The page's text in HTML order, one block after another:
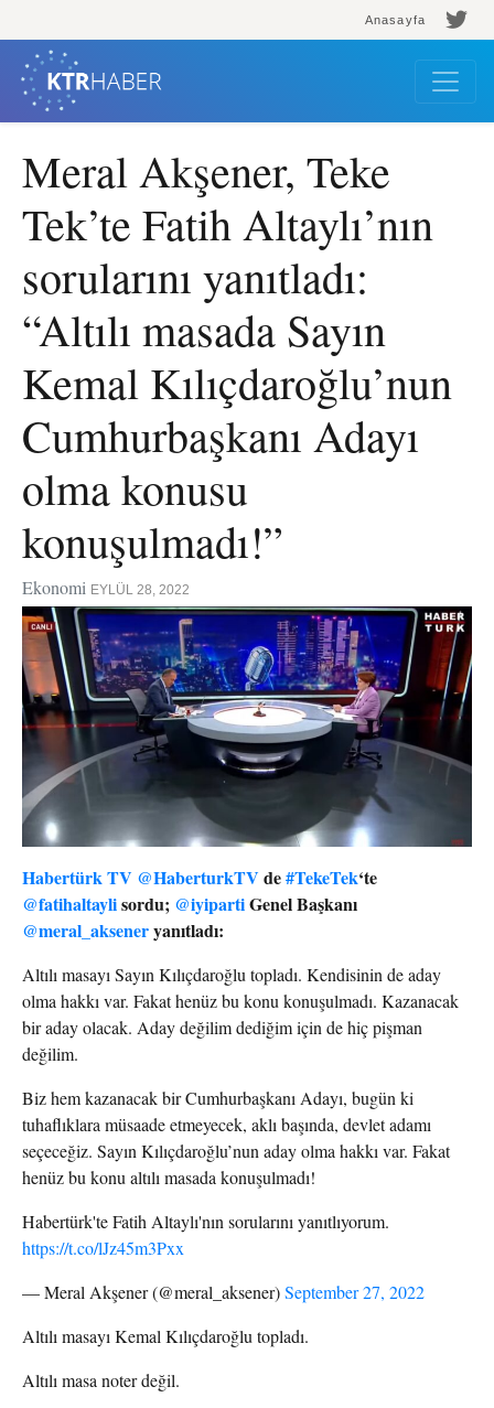
Anasayfa
Meral Akşener, Teke
Tek’te Fatih Altaylı’nın
sorularını yanıtladı:
“Altılı masada Sayın
Kemal Kılıçdaroğlu’nun
Cumhurbaşkanı Adayı
olma konusu
konuşulmadı!”
Ekonomi EYLÜL 28, 2022
Habertürk TV @HaberturkTVde#TekeTek‘te
@fatihaltaylisordu; @iyipartiGenel Başkanı
@meral_akseneryanıtladı:
Altılı masayı Sayın Kılıçdaroğlu topladı. Kendisinin de aday
olma hakkı var. Fakat henüz bu konu konuşulmadı. Kazanacak
bir aday olacak. Aday değilim dediğim için de hiç pişman
değilim.
Biz hem kazanacak bir Cumhurbaşkanı Adayı, bugün ki
tuhaflıklara müsaade etmeyecek, aklı başında, devlet adamı
seçeceğiz. Sayın Kılıçdaroğlu’nun aday olma hakkı var. Fakat
henüz bu konu altılı masada konuşulmadı!
Habertürk'te Fatih Altaylı'nın sorularını yanıtlıyorum.
https://t.co/lJz45m3Pxx
— Meral Akşener (@meral_aksener)September 27, 2022
Altılı masayı Kemal Kılıçdaroğlu topladı.
Altılı masa noter değil.